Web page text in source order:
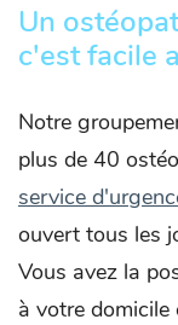
Un
c'est facile
Notre
plus de 40
service
ouvert tous les
Vous avez la
à votre domicile